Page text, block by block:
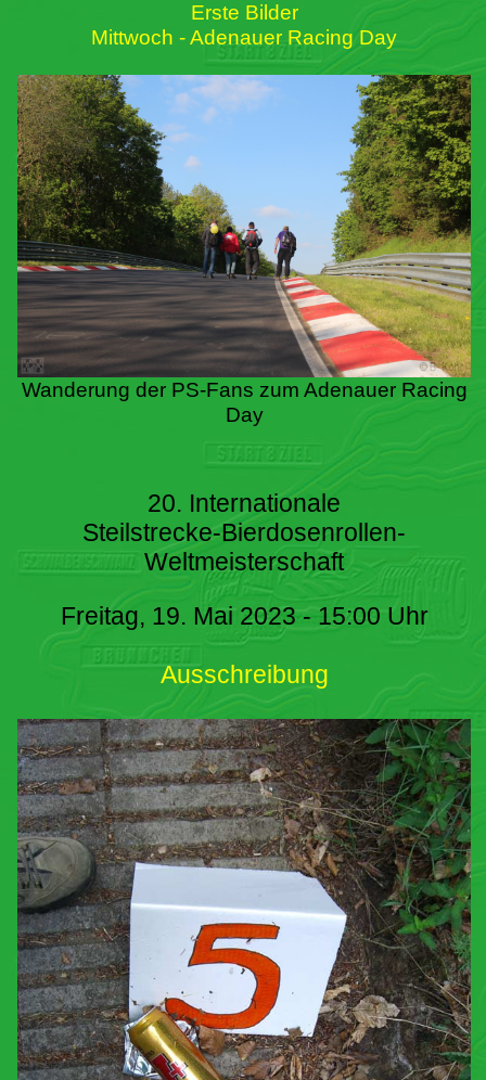
Erste Bilder
Mittwoch - Adenauer Racing Day
Wanderung der PS-Fans zum Adenauer Racing
Day
20. Internationale
Steilstrecke-Bierdosenrollen-
Weltmeisterschaft
Freitag, 19. Mai 2023 - 15:00 Uhr
Ausschreibung